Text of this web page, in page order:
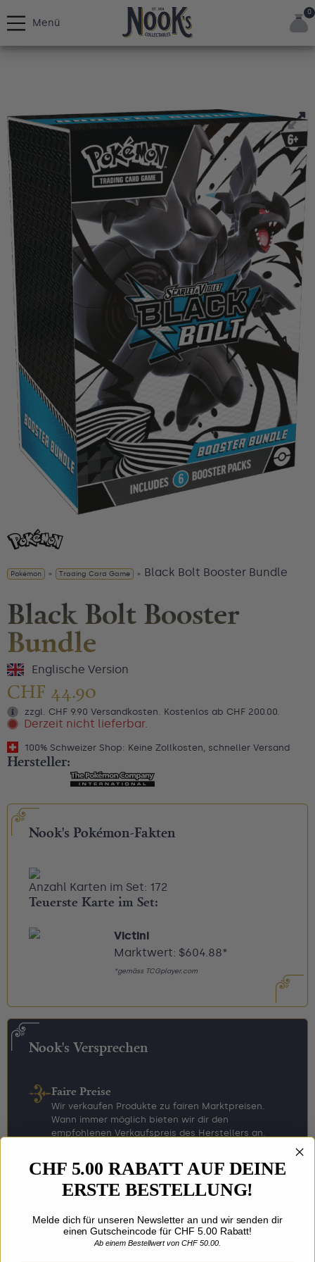
0
Menü
Pokémon » Trading Card Game » Black Bolt Booster Bundle
Black Bolt Booster
Bundle
Englische Version
CHF 44.90
zzgl. CHF 9.90 Versandkosten. Kostenlos ab CHF 200.00.
Derzeit nicht lieferbar.
100% Schweizer Shop: Keine Zollkosten, schneller Versand
Hersteller:
Nook's Pokémon-Fakten
Anzahl Karten im Set: 172
Teuerste Karte im Set:
Victini
Marktwert: $604.88*
*gemäss TCGplayer.com
Nook's Versprechen
Faire Preise
Wir verkaufen Produkte zu fairen Marktpreisen.
Wann immer möglich bieten wir dir den
empfohlenen Verkaufspreis des Herstellers an.
Wir verkaufen nur Sammlerstücke, die wir selbst
lieben. Produkte von minderer Qualität findest du
bei uns nicht.
Wir wissen, dass du bei uns nur Lieblingsstücke
bestellst. Entsprechend sorgfältig verpacken wir
diese für den Versand.
CHF 5.00 RABATT AUF DEINE
ERSTE BESTELLUNG!
Melde dich für unseren Newsletter an und wir senden dir
einen Gutscheincode für CHF 5.00 Rabatt!
Ab einem Bestellwert von CHF 50.00.